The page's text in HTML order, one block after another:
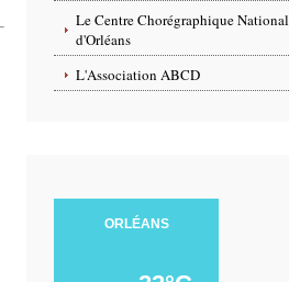
Le Centre Chorégraphique National
d'Orléans
L'Association ABCD